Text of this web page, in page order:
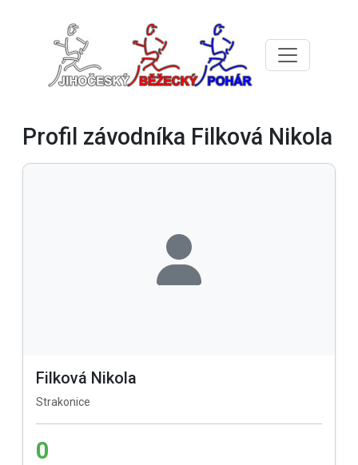
Profil závodníka Filková Nikola
Filková Nikola
Strakonice
0